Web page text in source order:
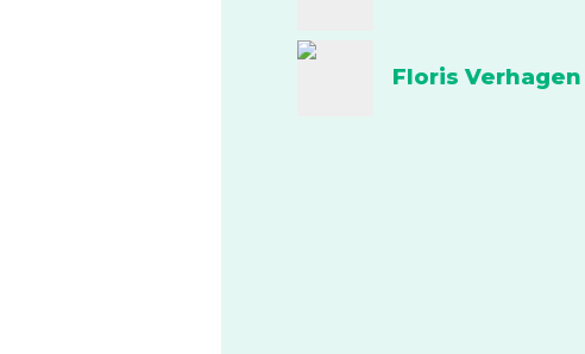
Floris Verhagen